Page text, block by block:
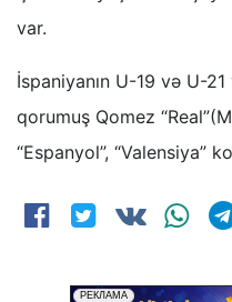
var.
İspaniyanın U-19 və U-21
qorumuş Qomez
“Espanyol”, “Valensiya”